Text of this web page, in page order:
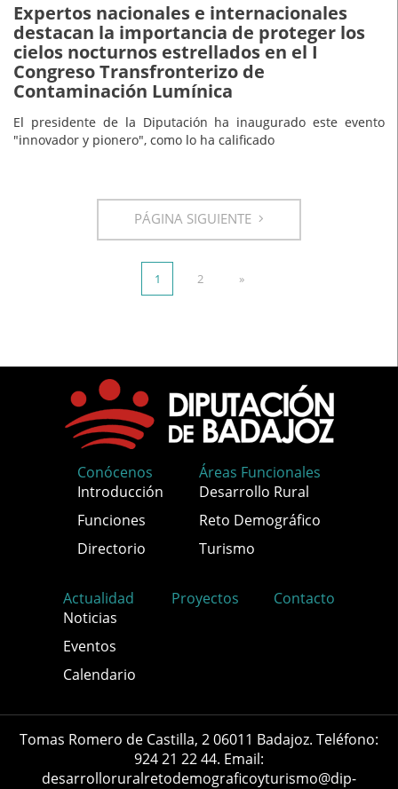
Expertos nacionales e internacionales
destacan la importancia de proteger los
cielos nocturnos estrellados en el I
Congreso Transfronterizo de
Contaminación Lumínica
El presidente de la Diputación ha inaugurado este evento
"innovador y pionero", como lo ha calificado
PÁGINA SIGUIENTE
1 2 »
Conócenos
Introducción
Funciones
Directorio
Áreas Funcionales
Desarrollo Rural
Reto Demográfico
Turismo
Actualidad
Noticias
Eventos
Calendario
Proyectos Contacto
Tomas Romero de Castilla, 2 06011 Badajoz. Teléfono:
924 21 22 44. Email:
desarrolloruralretodemograficoyturismo@dip-